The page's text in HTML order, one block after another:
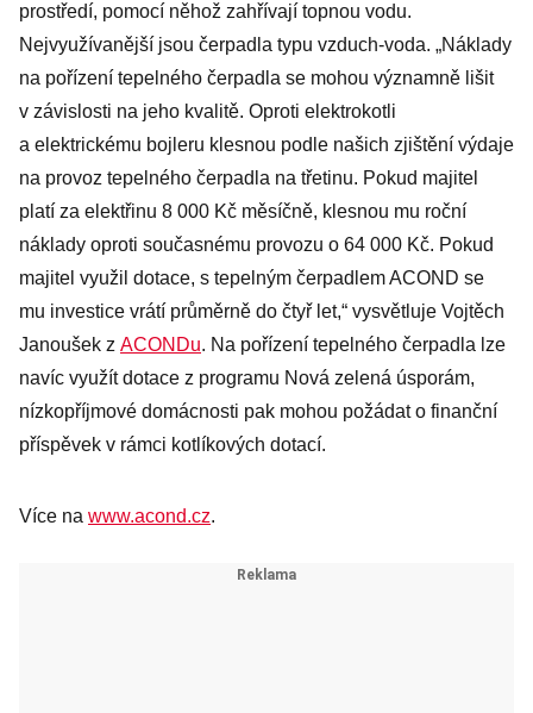
prostředí, pomocí něhož zahřívají topnou vodu.
Nejvyužívanější jsou čerpadla typu vzduch-voda. „Náklady
na pořízení tepelného čerpadla se mohou významně lišit
v závislosti na jeho kvalitě. Oproti elektrokotli
a elektrickému bojleru klesnou podle našich zjištění výdaje
na provoz tepelného čerpadla na třetinu. Pokud majitel
platí za elektřinu 8 000 Kč měsíčně, klesnou mu roční
náklady oproti současnému provozu o 64 000 Kč. Pokud
majitel využil dotace, s tepelným čerpadlem ACOND se
mu investice vrátí průměrně do čtyř let,“ vysvětluje Vojtěch
Janoušek z ACONDu. Na pořízení tepelného čerpadla lze
navíc využít dotace z programu Nová zelená úsporám,
nízkopříjmové domácnosti pak mohou požádat o finanční
příspěvek v rámci kotlíkových dotací.
Více na www.acond.cz.